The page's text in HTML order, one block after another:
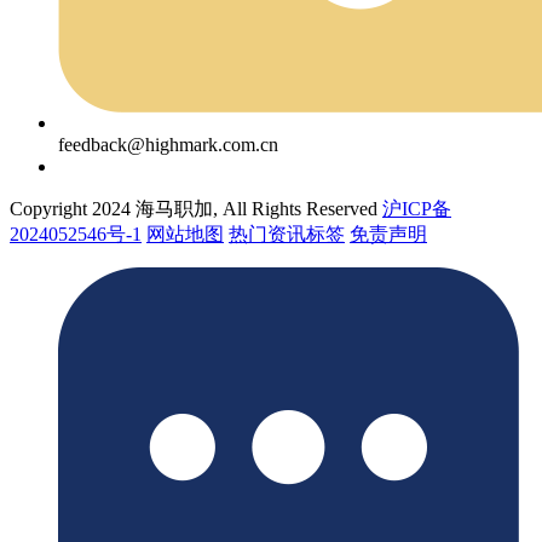
feedback@highmark.com.cn
Copyright 2024 海马职加, All Rights Reserved 沪ICP备
2024052546号-1 网站地图 热门资讯标签 免责声明